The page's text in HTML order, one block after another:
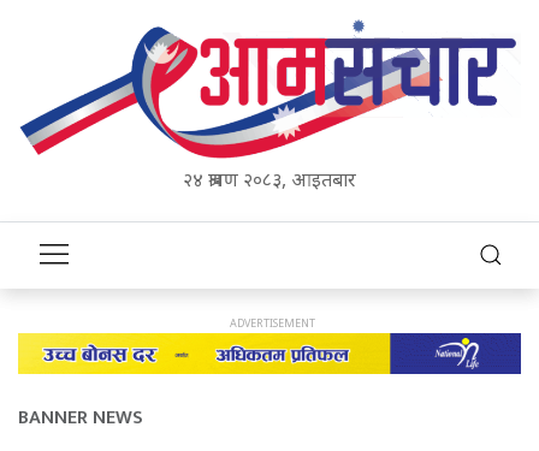
२४ श्रावण २०८३, आइतबार
BANNER NEWS